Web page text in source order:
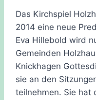
Das Kirchspiel
2014 eine neue
Eva Hillebold wird
Gemeinden
Knickhagen
sie an den
teilnehmen. Sie hat